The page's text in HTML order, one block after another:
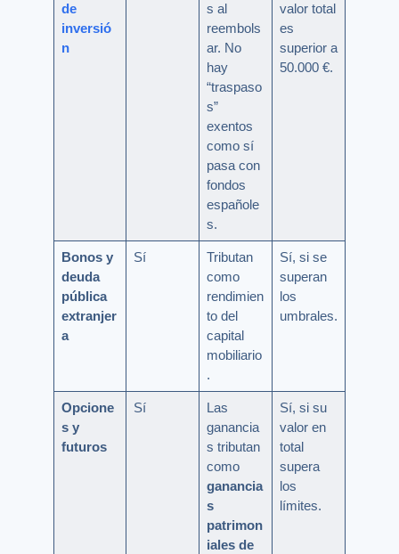
de
inversió
n
s al
reembols
ar. No
hay
“traspaso
s”
exentos
como sí
pasa con
fondos
españole
s.
valor total
es
superior a
50.000 €.
Bonos y
deuda
pública
extranjer
a
Sí
Tributan
como
rendimien
to del
capital
mobiliario
.
Sí, si se
superan
los
umbrales.
Opcione
s y
futuros
Sí
Las
ganancia
s tributan
como
ganancia
s
patrimon
iales de
Sí, si su
valor en
total
supera
los
límites.